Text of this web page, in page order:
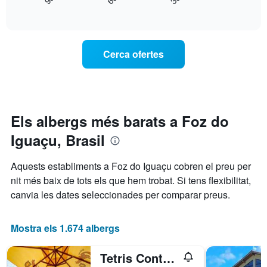
per
El
té
1
eix
Y
mostra
preu
mitjà
s'acosta
la
data
de
El
gràfic
té
X
mostra
el
Cerca ofertes
Els albergs més barats a Foz do
Iguaçu, Brasil
Aquests establiments a Foz do Iguaçu cobren el preu per
nit més baix de tots els que hem trobat. Si tens flexibilitat,
canvia les dates seleccionades per comparar preus.
Mostra els 1.674 albergs
Tetris Container Hostel